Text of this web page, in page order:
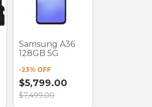
Samsung A36
128GB 5G
-23% OFF
$5,799.00
$7,499.00